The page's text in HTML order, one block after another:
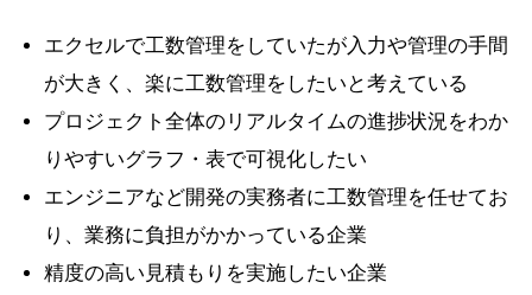
エクセルで工数管理をしていたが入力や管理の手間
が大きく、楽に工数管理をしたいと考えている
プロジェクト全体のリアルタイムの進捗状況をわか
りやすいグラフ・表で可視化したい
エンジニアなど開発の実務者に工数管理を任せてお
り、業務に負担がかかっている企業
精度の高い見積もりを実施したい企業